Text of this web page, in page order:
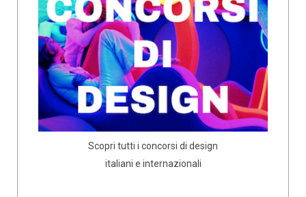
Scopri tutti i concorsi di design
italiani e internazionali